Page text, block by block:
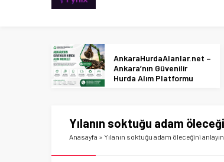
AnkaraHurdaAlanlar.net –
Ankara’nın Güvenilir
Hurda Alım Platformu
Yılanın soktuğu adam
Anasayfa » Yılanın soktuğu adam öleceğini